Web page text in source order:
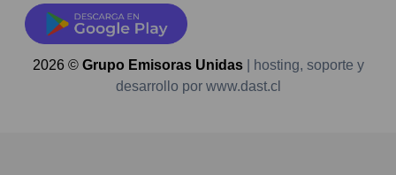
2026 © Grupo Emisoras Unidas
| hosting, soporte y
desarrollo por www.dast.cl